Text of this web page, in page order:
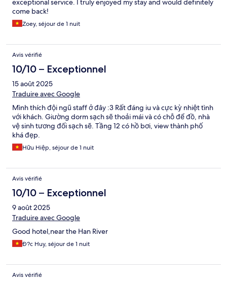
exceptional service. I truly enjoyed my stay and would definitely
come back!
Zoey, séjour de 1 nuit
Avis vérifié
10/10 – Exceptionnel
15 août 2025
Traduire avec Google
Mình thích đội ngũ staff ở đây :3 Rất đáng iu và cực kỳ nhiệt tình
với khách. Giường dorm sạch sẽ thoải mái và có chỗ để đồ, nhà
vệ sinh tương đối sạch sẽ. Tầng 12 có hồ bơi, view thành phố
khá đẹp.
Hữu Hiệp, séjour de 1 nuit
Avis vérifié
10/10 – Exceptionnel
9 août 2025
Traduire avec Google
Good hotel,near the Han River
Ð?c Huy, séjour de 1 nuit
Avis vérifié